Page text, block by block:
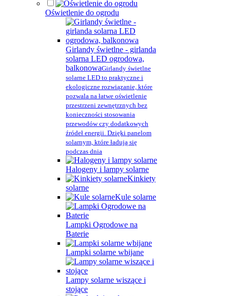
Oświetlenie do ogrodu
Girlandy świetlne - girlanda
solarna LED ogrodowa,
balkonowaGirlandy świetlne
solarne LED to praktyczne i
ekologiczne rozwiązanie, które
pozwala na łatwe oświetlenie
przestrzeni zewnętrznych bez
konieczności stosowania
przewodów czy dodatkowych
źródeł energii. Dzięki panelom
solarnym, które ładują się
podczas dnia
Halogeny i lampy solarne
Kinkiety
solarne
Kule solarne
Lampki Ogrodowe na
Baterie
Lampki solarne wbijane
Lampy solarne wiszące i
stojące